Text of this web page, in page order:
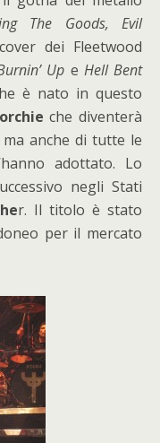
The Goods, Evil
dei Fleetwood
Up e Hell Bent
è nato in questo
che diventerà
anche di tutte le
adottato. Lo
negli Stati
r. Il titolo è stato
per il mercato